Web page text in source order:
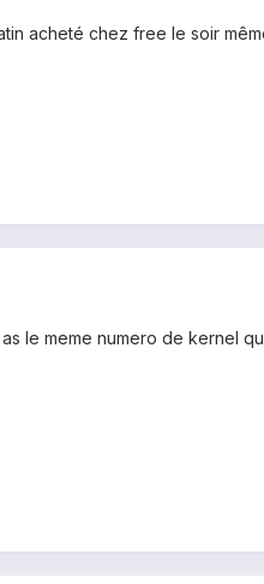
acheté chez free le soir
le meme numero de kernel